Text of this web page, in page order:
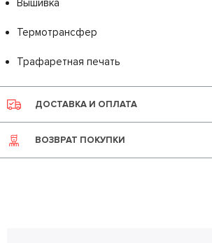
Вышивка
Термотрансфер
Трафаретная печать
ДОСТАВКА И ОПЛАТА
ВОЗВРАТ ПОКУПКИ